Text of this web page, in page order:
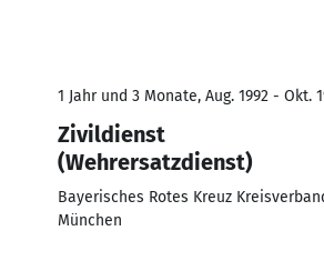
1 Jahr und 3 Monate, Aug. 1992 - Okt.
Zivildienst
(Wehrersatzdienst)
Bayerisches Rotes Kreuz
München